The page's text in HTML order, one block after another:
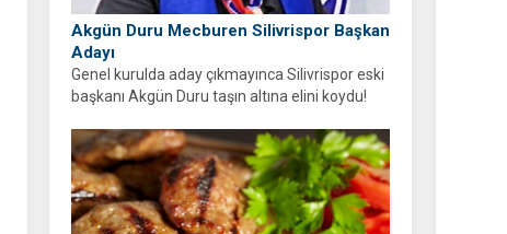
Akgün Duru Mecburen Silivrispor Başkan
Adayı
Genel kurulda aday çıkmayınca Silivrispor eski
başkanı Akgün Duru taşın altına elini koydu!
açıkladı.